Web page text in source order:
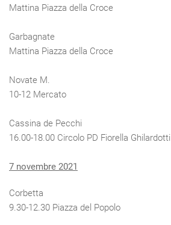
Mattina Piazza della Croce
Garbagnate
Mattina Piazza della Croce
Novate M.
10-12 Mercato
Cassina de Pecchi
16.00-18.00 Circolo PD Fiorella Ghilardotti
7 novembre 2021
Corbetta
9.30-12.30 Piazza del Popolo